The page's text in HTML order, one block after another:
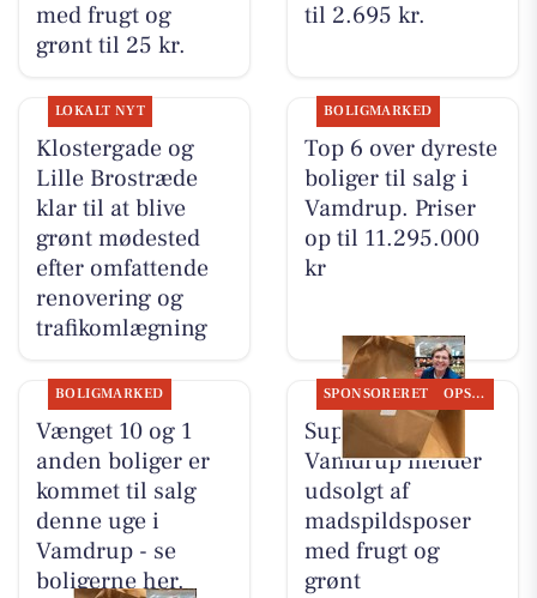
med frugt og
grønt til 25 kr.
til 2.695 kr.
LOKALT NYT
Klostergade og
Lille Brostræde
klar til at blive
grønt mødested
efter omfattende
renovering og
trafikomlægning
BOLIGMARKED
Top 6 over dyreste
boliger til salg i
Vamdrup. Priser
op til 11.295.000
kr
BOLIGMARKED
Vænget 10 og 1
anden boliger er
kommet til salg
denne uge i
Vamdrup - se
boligerne her.
SPONSORERET OPSLAGSTAVLEN
SuperBrugsen
Vamdrup melder
udsolgt af
madspildsposer
med frugt og
grønt